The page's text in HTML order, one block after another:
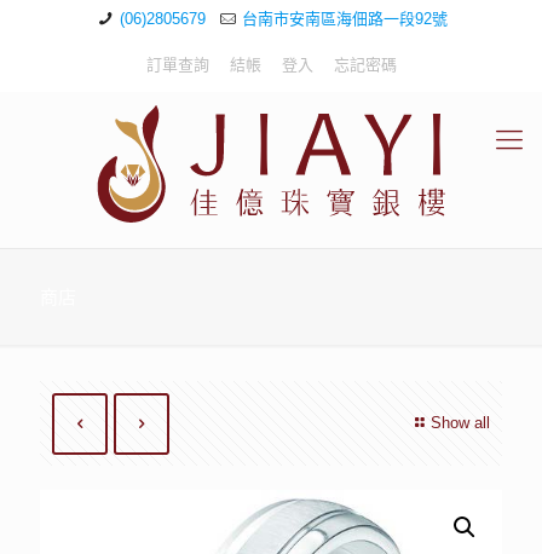
(06)2805679 台南市安南區海佃路一段92號
訂單查詢 結帳 登入 忘記密碼
Show all